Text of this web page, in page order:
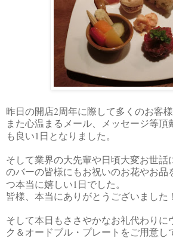
昨日の開店2周年に際して多くのお客
また心温まるメール、メッセージ等頂
も良い1 日となりました。
そして業界の大先輩や日頃大変お世話
のバーの皆様にもお祝いのお花やお品
つ本当に嬉しい1 日でした。
皆様、本当にありがとうございました！
そして本日もささやかなお礼代わりに
ク＆オードブル・プレートをご用意し